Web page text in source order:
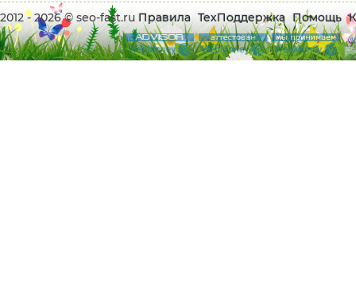
2012 - 2026 © seo-fast.ru Правила ТехПоддержка Помощь